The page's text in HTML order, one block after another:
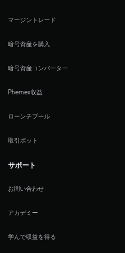
マージントレード
暗号資産を購入
暗号資産コンバーター
Phemex収益
ローンチプール
取引ボット
サポート
お問い合わせ
アカデミー
学んで収益を得る